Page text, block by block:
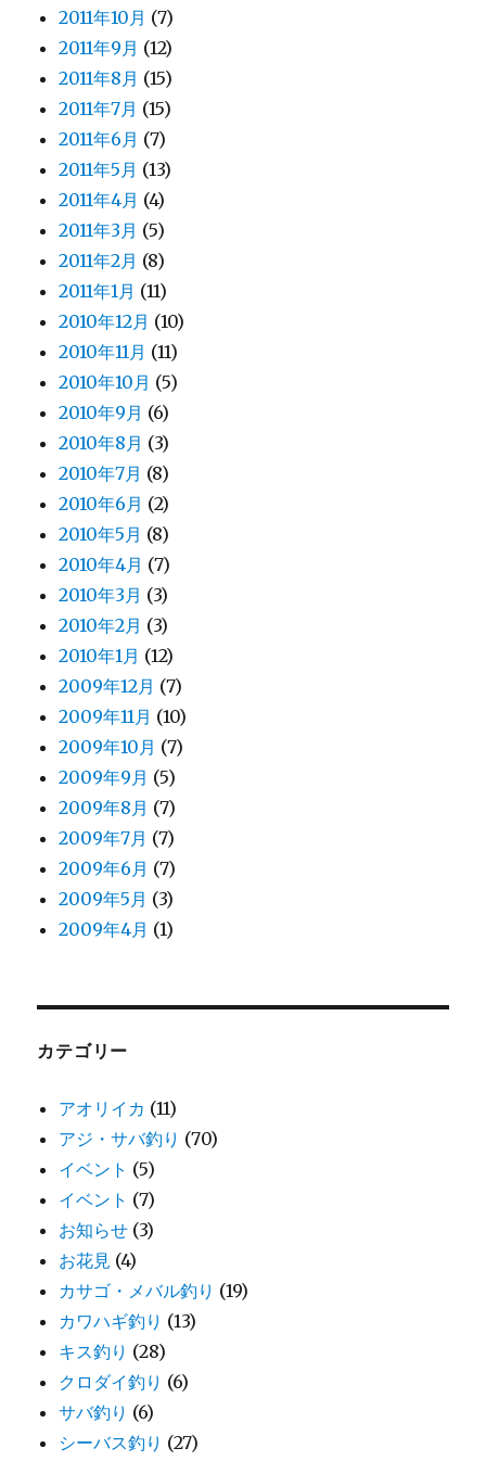
2011年10月 (7)
2011年9月 (12)
2011年8月 (15)
2011年7月 (15)
2011年6月 (7)
2011年5月 (13)
2011年4月 (4)
2011年3月 (5)
2011年2月 (8)
2011年1月 (11)
2010年12月 (10)
2010年11月 (11)
2010年10月 (5)
2010年9月 (6)
2010年8月 (3)
2010年7月 (8)
2010年6月 (2)
2010年5月 (8)
2010年4月 (7)
2010年3月 (3)
2010年2月 (3)
2010年1月 (12)
2009年12月 (7)
2009年11月 (10)
2009年10月 (7)
2009年9月 (5)
2009年8月 (7)
2009年7月 (7)
2009年6月 (7)
2009年5月 (3)
2009年4月 (1)
カテゴリー
アオリイカ (11)
アジ・サバ釣り (70)
イベント (5)
イベント (7)
お知らせ (3)
お花見 (4)
カサゴ・メバル釣り (19)
カワハギ釣り (13)
キス釣り (28)
クロダイ釣り (6)
サバ釣り (6)
シーバス釣り (27)